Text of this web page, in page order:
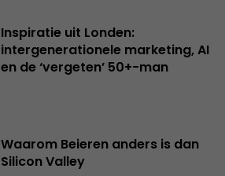
Inspiratie uit Londen:
intergenerationele marketing, AI
en de ‘vergeten’ 50+-man
Waarom Beieren anders is dan
Silicon Valley